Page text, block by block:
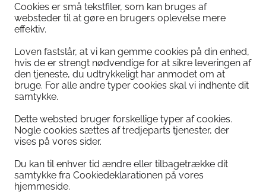
Cookies er små tekstfiler, som kan bruges af
websteder til at gøre en brugers oplevelse mere
effektiv.
Loven fastslår, at vi kan gemme cookies på din enhed,
hvis de er strengt nødvendige for at sikre leveringen af
den tjeneste, du udtrykkeligt har anmodet om at
bruge. For alle andre typer cookies skal vi indhente dit
samtykke.
Dette websted bruger forskellige typer af cookies.
Nogle cookies sættes af tredjeparts tjenester, der
vises på vores sider.
Du kan til enhver tid ændre eller tilbagetrække dit
samtykke fra Cookiedeklarationen på vores
hjemmeside.